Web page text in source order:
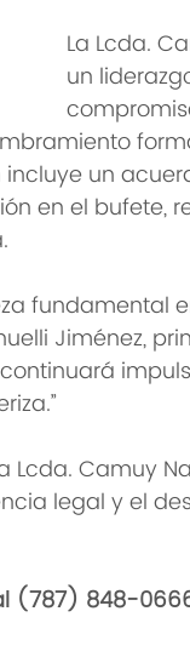
La Lcda.
un
un
en el bufete,
fundamental
Jiménez,
Lcda. Camuy
legal y el
(787) 848-